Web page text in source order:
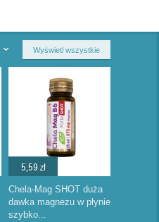
Wyświetl wszystkie
5,59 zł
Chela-Mag SHOT duża
dawka magnezu w płynie
szybko...